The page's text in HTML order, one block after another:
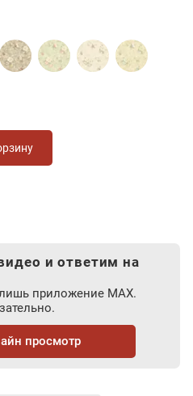
и ответим на
приложение MAX.
просмотр